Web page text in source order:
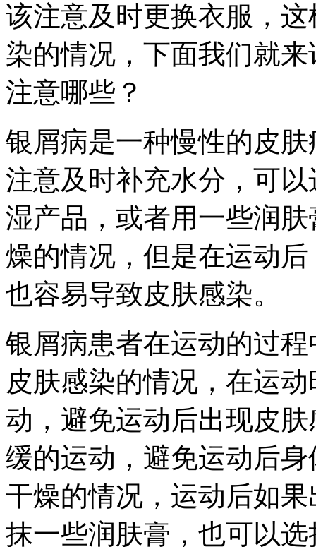
该注意及时更换衣服，
染的情况，下面我们就
注意哪些？
银屑病是一种慢性的皮
注意及时补充水分，可
湿产品，或者用一些润
燥的情况，但是在运动
也容易导致皮肤感染。
银屑病患者在运动的过
皮肤感染的情况，在运
动，避免运动后出现皮
缓的运动，避免运动后
干燥的情况，运动后如
抹一些润肤膏，也可以